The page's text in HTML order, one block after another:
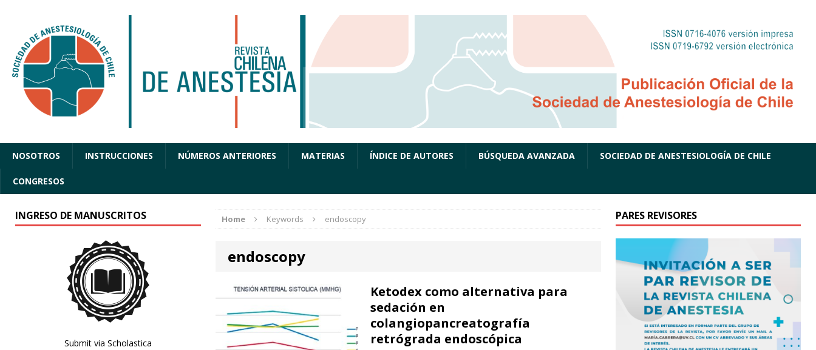
NOSOTROS INSTRUCCIONES NÚMEROS ANTERIORES MATERIAS ÍNDICE DE AUTORES BÚSQUEDA AVANZADA SOCIEDAD DE ANESTESIOLOGÍA DE CHILE
CONGRESOS
Home Keywords endoscopy
endoscopy
Ketodex como alternativa para
sedación en
colangiopancreatografía
retrógrada endoscópica
INGRESO DE MANUSCRITOS
Submit via Scholastica
PARES REVISORES